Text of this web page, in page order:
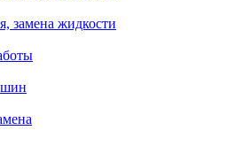
замена жидкости
шин